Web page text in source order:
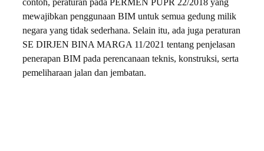
contoh, peraturan pada PERMEN PUPR 22/2018 yang
mewajibkan penggunaan BIM untuk semua gedung milik
negara yang tidak sederhana. Selain itu, ada juga peraturan
SE DIRJEN BINA MARGA 11/2021 tentang penjelasan
penerapan BIM pada perencanaan teknis, konstruksi, serta
pemeliharaan jalan dan jembatan.